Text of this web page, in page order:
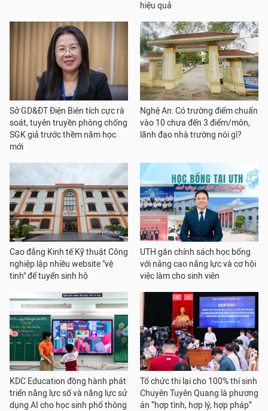
hiệu quả
Sở GD&ĐT Điện Biên tích cực rà
soát, tuyên truyền phòng chống
SGK giả trước thềm năm học
mới
Nghệ An: Có trường điểm chuẩn
vào 10 chưa đến 3 điểm/môn,
lãnh đạo nhà trường nói gì?
Cao đẳng Kinh tế Kỹ thuật Công
nghiệp lập nhiều website "vệ
tinh" để tuyển sinh hộ
UTH gắn chính sách học bổng
với nâng cao năng lực và cơ hội
việc làm cho sinh viên
KDC Education đồng hành phát
triển năng lực số và năng lực sử
dụng AI cho học sinh phổ thông
Tổ chức thi lại cho 100% thí sinh
Chuyên Tuyên Quang là phương
án “hợp tình, hợp lý, hợp pháp”